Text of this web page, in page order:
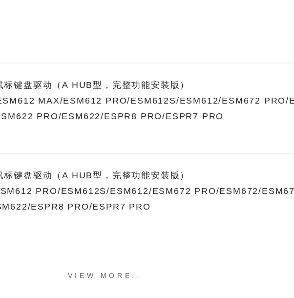
键盘驱动（A HUB型，完整功能安装版）
MAX/ESM612 PRO/ESM612S/ESM612/ESM672 PRO/
PRO/ESM622/ESPR8 PRO/ESPR7 PRO
键盘驱动（A HUB型，完整功能安装版）
PRO/ESM612S/ESM612/ESM672 PRO/ESM672/
ESPR8 PRO/ESPR7 PRO
VIEW MORE .